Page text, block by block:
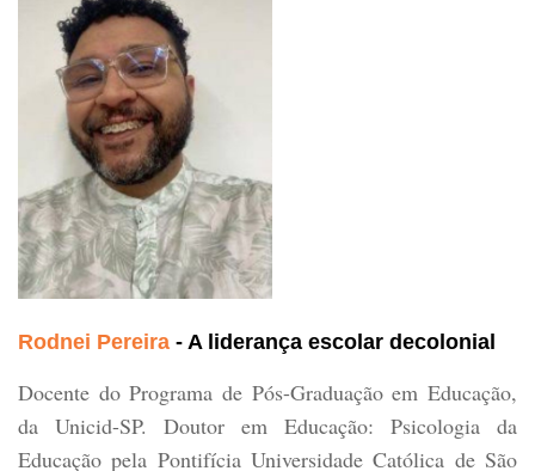
Rodnei Pereira - A liderança escolar decolonial
Docente do Programa de Pós-Graduação em Educação,
da Unicid-SP. Doutor em Educação: Psicologia da
Educação pela Pontifícia Universidade Católica de São